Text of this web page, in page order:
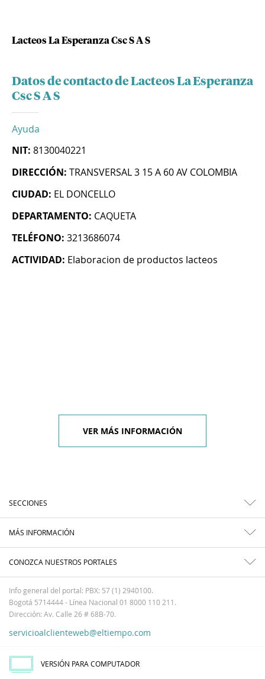
Lacteos La Esperanza Csc S A S
Datos de contacto de Lacteos La Esperanza
Csc S A S
Ayuda
NIT: 8130040221
DIRECCIÓN: TRANSVERSAL 3 15 A 60 AV COLOMBIA
CIUDAD: EL DONCELLO
DEPARTAMENTO: CAQUETA
TELÉFONO: 3213686074
ACTIVIDAD: Elaboracion de productos lacteos
VER MÁS INFORMACIÓN
SECCIONES
MÁS INFORMACIÓN
CONOZCA NUESTROS PORTALES
Info general del portal: PBX: 57 (1) 2940100.
Bogotá 5714444 - Línea Nacional 01 8000 110 211.
Dirección: Av. Calle 26 # 68B-70.
servicioalclienteweb@eltiempo.com
VERSIÓN PARA COMPUTADOR